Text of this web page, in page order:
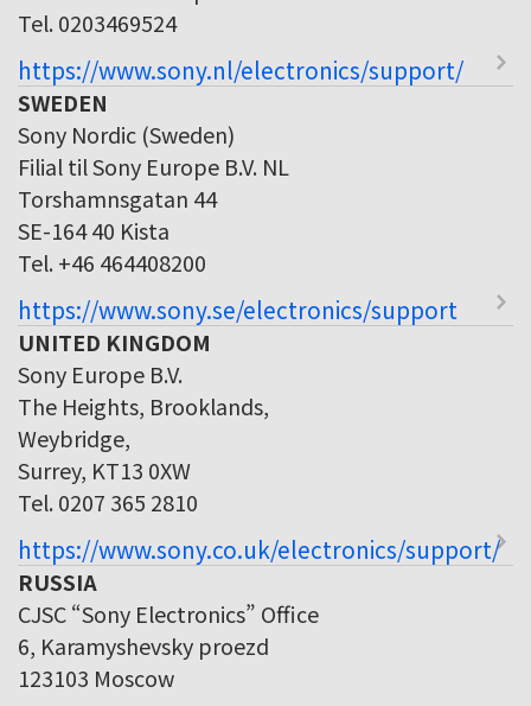
Tel. 0203469524
https://www.sony.nl/electronics/support/
SWEDEN
Sony Nordic (Sweden)
Filial til Sony Europe B.V. NL
Torshamnsgatan 44
SE-164 40 Kista
Tel. +46 464408200
https://www.sony.se/electronics/support
UNITED KINGDOM
Sony Europe B.V.
The Heights, Brooklands,
Weybridge,
Surrey, KT13 0XW
Tel. 0207 365 2810
https://www.sony.co.uk/electronics/support/
RUSSIA
CJSC “Sony Electronics” Office
6, Karamyshevsky proezd
123103 Moscow